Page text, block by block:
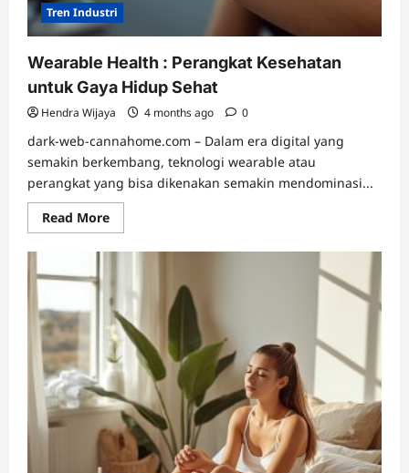
Tren Industri
Wearable Health : Perangkat Kesehatan
untuk Gaya Hidup Sehat
Hendra Wijaya 4 months ago 0
dark-web-cannahome.com – Dalam era digital yang
semakin berkembang, teknologi wearable atau
perangkat yang bisa dikenakan semakin mendominasi...
Read MoreRead
more
Wearable
Perangkat
Kesehatan
untuk
Gaya
Hidup
Sehat